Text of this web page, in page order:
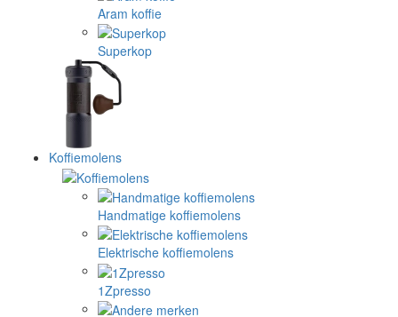
Aram koffie
Superkop
Koffiemolens
Handmatige koffiemolens
Elektrische koffiemolens
1Zpresso